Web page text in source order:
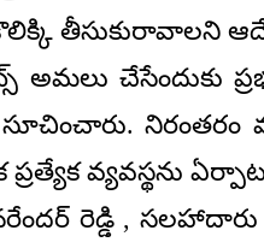
తీసుకురావాలని
అమలు చేసేందుకు
నిరంతరం
వ్యవస్థను
రెడ్డి , సలహాదారు